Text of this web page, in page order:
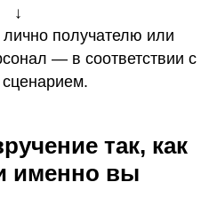
↓
лично получателю или
— в соответствии с
так, как
именно вы